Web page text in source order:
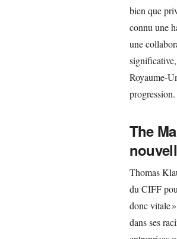
bien que
connu une
une
Royaume-
progression.
The
Thomas
du CIFF
donc vitale
dans ses